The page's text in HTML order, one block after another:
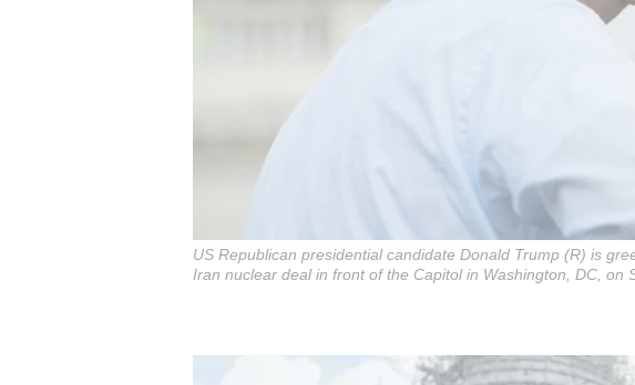
US Republican presidential candidate Donald Trump (R) is
Iran nuclear deal in front of the Capitol in Washington, DC, on